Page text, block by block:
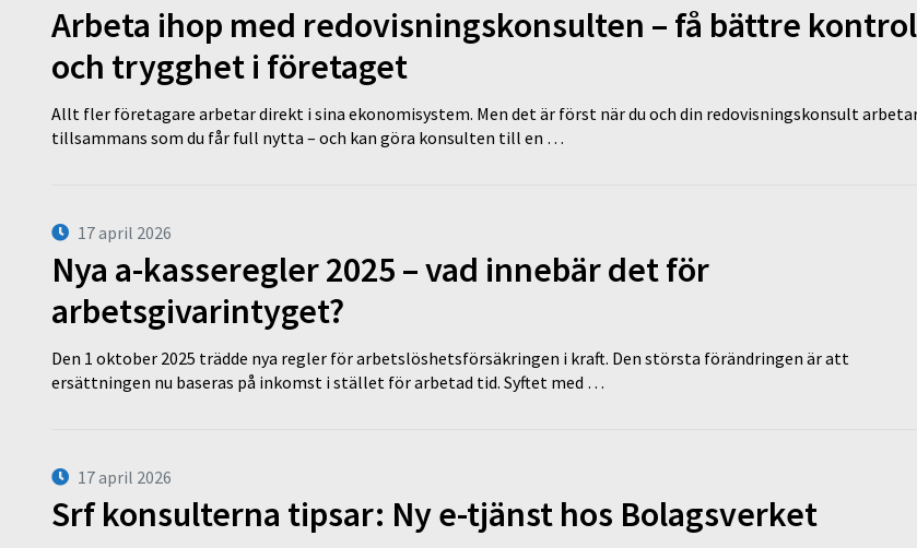
Arbeta ihop med redovisningskonsulten – få bättre
och trygghet i företaget
Allt fler företagare arbetar direkt i sina ekonomisystem. Men det är först när du och din redovisningskonsult
tillsammans som du får full nytta – och kan göra konsulten till en …
17 april 2026
Nya a-kasseregler 2025 – vad innebär det för
arbetsgivarintyget?
Den 1 oktober 2025 trädde nya regler för arbetslöshetsförsäkringen i kraft. Den största förändringen är att
ersättningen nu baseras på inkomst i stället för arbetad tid. Syftet med …
17 april 2026
Srf konsulterna tipsar: Ny e-tjänst hos Bolagsverket